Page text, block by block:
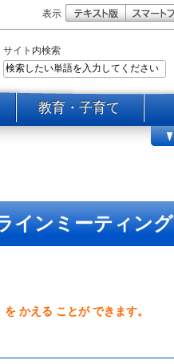
表示
サイト内検索
教育・子育て
インミーティング
かえる ことが できます。